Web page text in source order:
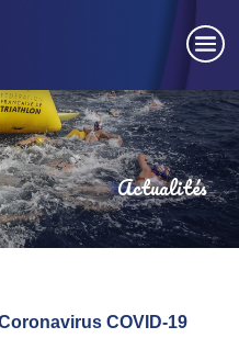
Actualités
COVID-19